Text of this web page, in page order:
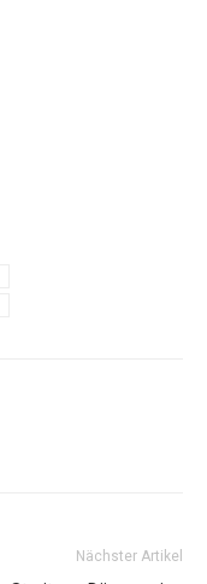
Nächster Artikel